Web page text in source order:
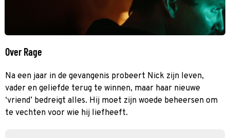
Over Rage
Na een jaar in de gevangenis probeert Nick zijn leven,
vader en geliefde terug te winnen, maar haar nieuwe
‘vriend’ bedreigt alles. Hij moet zijn woede beheersen om
te vechten voor wie hij liefheeft.